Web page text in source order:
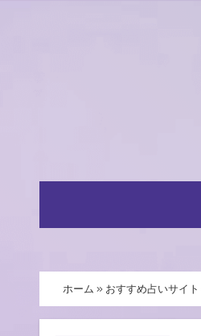
ホーム » おすすめ占いサイト